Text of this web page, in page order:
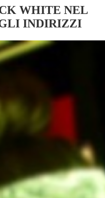
WHITE NEL
INDIRIZZI